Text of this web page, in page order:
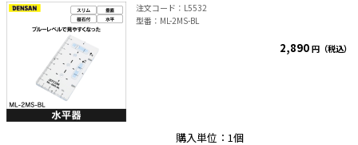
注文コード
L5532
型番
ML-2MS-BL
2,890 円（税込）
購入単位：1個